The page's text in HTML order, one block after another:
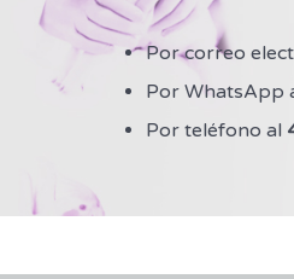
Por correo
Por WhatsApp
Por teléfono al